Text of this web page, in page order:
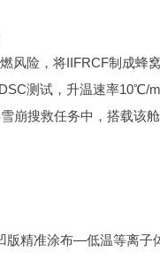
风险，将IIFRCF制成蜂
测试，升温速率
崩搜救任务中，搭载该
精准涂布—低温等离子